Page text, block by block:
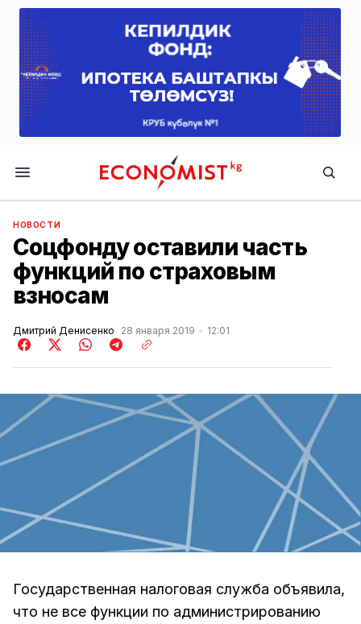
Economist.kg
НОВОСТИ
Соцфонду оставили часть
функций по страховым
взносам
Дмитрий Денисенко 28 января 2019 12:01
Государственная налоговая служба объявила,
что не все функции по администрированию